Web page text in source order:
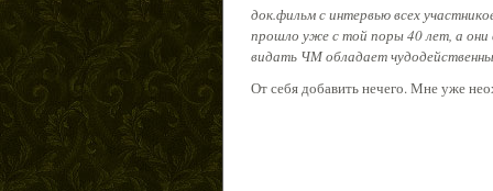
док.фильм с интервью всех
прошло уже с той поры 40 лет, а
видать ЧМ обладает
От себя добавить нечего. Мне уже